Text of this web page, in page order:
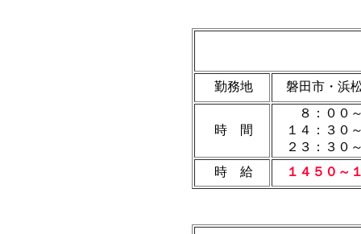
勤務地 磐田市・浜
時 間
８：００～
１４：３０
２３：３０
時 給
１４５０～